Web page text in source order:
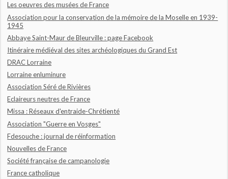
Les oeuvres des musées de France
Association pour la conservation de la mémoire de la Moselle en 1939-
1945
Abbaye Saint-Maur de Bleurville : page Facebook
Itinéraire médiéval des sites archéologiques du Grand Est
DRAC Lorraine
Lorraine enluminure
Association Séré de Rivières
Eclaireurs neutres de France
Missa : Réseaux d'entraide-Chrétienté
Association "Guerre en Vosges"
Fdesouche : journal de réinformation
Nouvelles de France
Société française de campanologie
France catholique